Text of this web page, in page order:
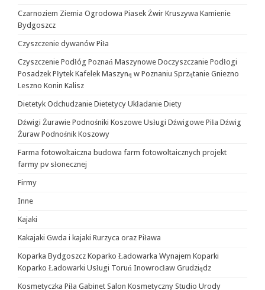
Czarnoziem Ziemia Ogrodowa Piasek Żwir Kruszywa Kamienie
Bydgoszcz
Czyszczenie dywanów Piła
Czyszczenie Podłóg Poznań Maszynowe Doczyszczanie Podłogi
Posadzek Płytek Kafelek Maszyną w Poznaniu Sprzątanie Gniezno
Leszno Konin Kalisz
Dietetyk Odchudzanie Dietetycy Układanie Diety
Dźwigi Żurawie Podnośniki Koszowe Usługi Dźwigowe Piła Dźwig
Żuraw Podnośnik Koszowy
Farma fotowoltaiczna budowa farm fotowoltaicznych projekt
farmy pv słonecznej
Firmy
Inne
Kajaki
Kakajaki Gwda i kajaki Rurzyca oraz Piława
Koparka Bydgoszcz Koparko Ładowarka Wynajem Koparki
Koparko Ładowarki Usługi Toruń Inowrocław Grudziądz
Kosmetyczka Piła Gabinet Salon Kosmetyczny Studio Urody